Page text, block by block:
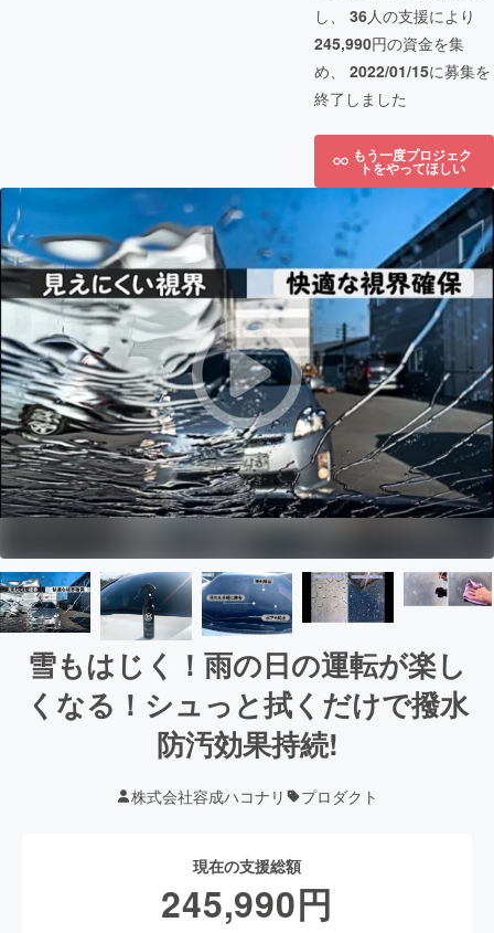
し、 36人の支援により
245,990円の資金を集
め、 2022/01/15に募集を
終了しました
もう一度プロジェク
トをやってほしい
雪もはじく！雨の日の運転が楽し
くなる！シュっと拭くだけで撥水
防汚効果持続!
株式会社容成ハコナリ プロダクト
現在の支援総額
245,990円